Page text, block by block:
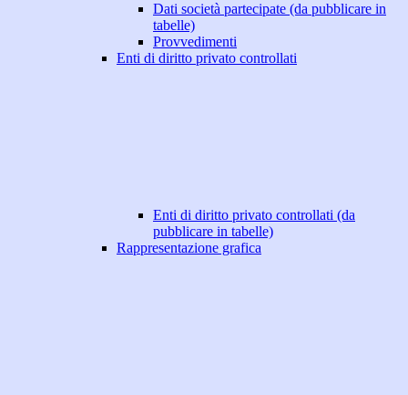
Dati società partecipate (da pubblicare in
tabelle)
Provvedimenti
Enti di diritto privato controllati
Enti di diritto privato controllati (da
pubblicare in tabelle)
Rappresentazione grafica